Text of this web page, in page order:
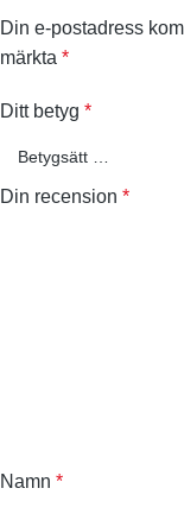
Din e-postadress
märkta *
Ditt betyg *
Din recension *
Namn *